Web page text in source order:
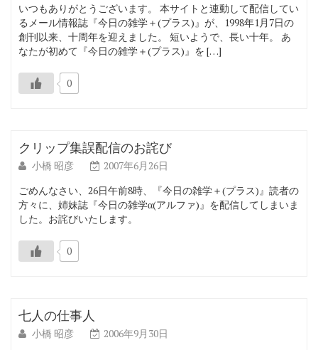
いつもありがとうございます。 本サイトと連動して配信してい
るメール情報誌『今日の雑学＋(プラス)』が、1998年1月7日の
創刊以来、十周年を迎えました。 短いようで、長い十年。 あ
なたが初めて『今日の雑学＋(プラス)』を […]
0
クリップ集誤配信のお詫び
小橋 昭彦
2007年6月26日
ごめんなさい、26日午前8時、『今日の雑学＋(プラス)』読者の
方々に、姉妹誌『今日の雑学α(アルファ)』を配信してしまいま
した。お詫びいたします。
0
七人の仕事人
小橋 昭彦
2006年9月30日